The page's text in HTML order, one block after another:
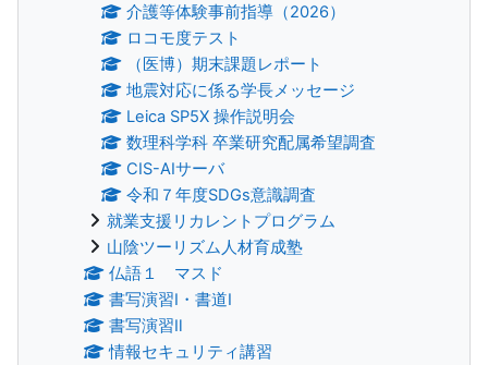
介護等体験事前指導（2026）
ロコモ度テスト
（医博）期末課題レポート
地震対応に係る学長メッセージ
Leica SP5X 操作説明会
数理科学科 卒業研究配属希望調査
CIS-AIサーバ
令和７年度SDGs意識調査
就業支援リカレントプログラム
山陰ツーリズム人材育成塾
仏語１ マスド
書写演習Ⅰ・書道Ⅰ
書写演習Ⅱ
情報セキュリティ講習